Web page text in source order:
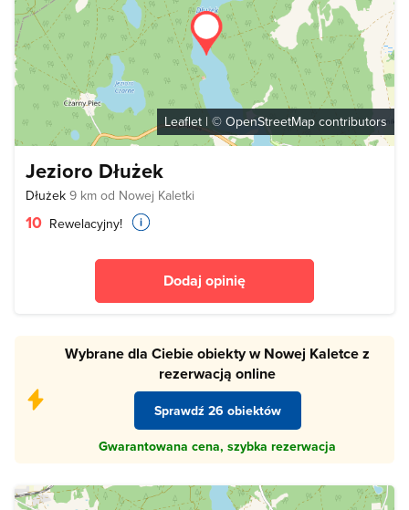
Leaflet | © OpenStreetMap contributors
Jezioro Dłużek
Dłużek 9 km od Nowej Kaletki
10 Rewelacyjny!
Dodaj opinię
Wybrane dla Ciebie obiekty w Nowej Kaletce z
rezerwacją online
Sprawdź 26 obiektów
Gwarantowana cena, szybka rezerwacja